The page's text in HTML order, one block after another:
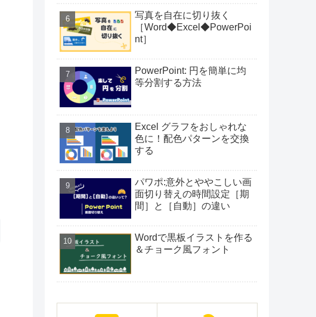
写真を自在に切り抜く
［Word◆Excel◆PowerPoi
nt］
PowerPoint: 円を簡単に均
等分割する方法
Excel グラフをおしゃれな
色に！配色パターンを交換
する
パワポ:意外とややこしい画
面切り替えの時間設定［期
間］と［自動］の違い
Wordで黒板イラストを作る
＆チョーク風フォント